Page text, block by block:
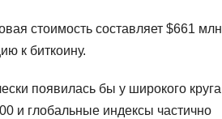
стоимость составляет $661
к биткоину.
появилась бы у широкого круга
и глобальные индексы частично